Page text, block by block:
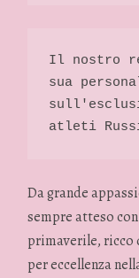
Il nostro
sua
atleti
Da grande
sempre atteso
primaverile,
per eccellenza